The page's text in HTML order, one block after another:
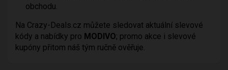
obchodu.
Na Crazy-Deals.cz můžete sledovat aktuální slevové
kódy a nabídky pro MODIVO; promo akce i slevové
kupóny přitom náš tým ručně ověřuje.